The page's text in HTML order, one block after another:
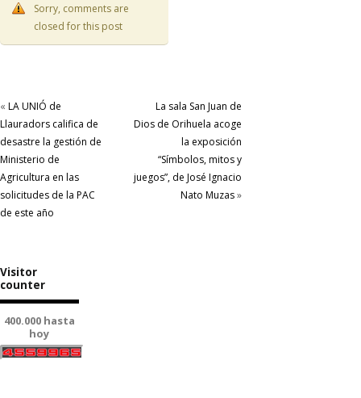
Sorry, comments are
closed for this post
« LA UNIÓ de
Llauradors califica de
desastre la gestión de
Ministerio de
Agricultura en las
solicitudes de la PAC
de este año
La sala San Juan de
Dios de Orihuela acoge
la exposición
“Símbolos, mitos y
juegos”, de José Ignacio
Nato Muzas»
Visitor
counter
400.000 hasta
hoy